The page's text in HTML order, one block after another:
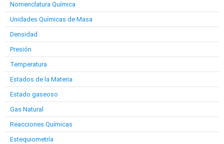
Nomenclatura Química
Unidades Químicas de Masa
Densidad
Presión
Temperatura
Estados de la Materia
Estado gaseoso
Gas Natural
Reacciones Químicas
Estequiometría